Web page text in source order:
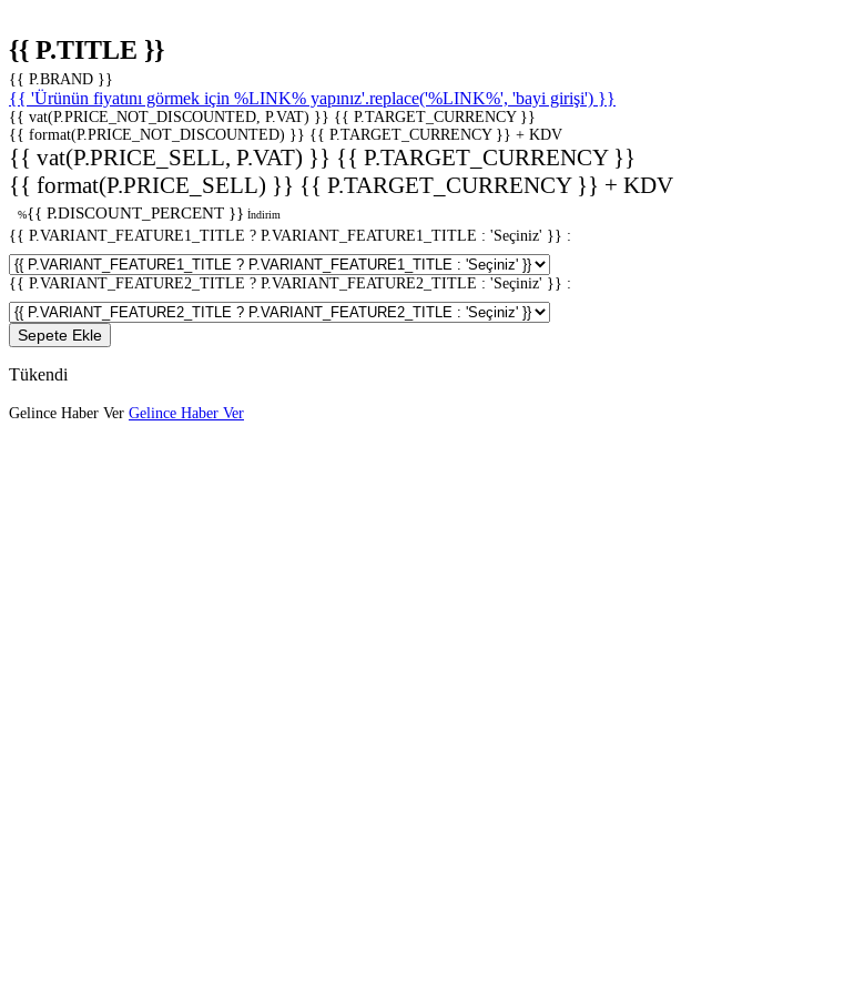
{{ P.TITLE }}
{{ P.BRAND }}
{{ 'Ürünün fiyatını görmek için %LINK% yapınız'.replace('%LINK%', 'bayi girişi') }}
{{ vat(P.PRICE_NOT_DISCOUNTED, P.VAT) }} {{ P.TARGET_CURRENCY }}
{{ format(P.PRICE_NOT_DISCOUNTED) }} {{ P.TARGET_CURRENCY }} + KDV
{{ vat(P.PRICE_SELL, P.VAT) }} {{ P.TARGET_CURRENCY }}
{{ format(P.PRICE_SELL) }} {{ P.TARGET_CURRENCY }} + KDV
%{{ P.DISCOUNT_PERCENT }} İndirim
{{ P.VARIANT_FEATURE1_TITLE ? P.VARIANT_FEATURE1_TITLE : 'Seçiniz' }} :
{{ P.VARIANT_FEATURE2_TITLE ? P.VARIANT_FEATURE2_TITLE : 'Seçiniz' }} :
Sepete Ekle
Tükendi
Gelince Haber Ver Gelince Haber Ver